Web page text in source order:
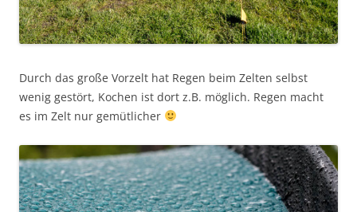
Durch das große Vorzelt hat Regen beim Zelten selbst
wenig gestört, Kochen ist dort z.B. möglich. Regen macht
es im Zelt nur gemütlicher